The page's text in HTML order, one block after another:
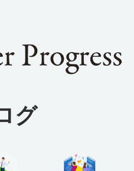
グ